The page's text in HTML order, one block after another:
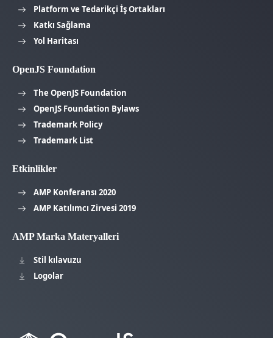
Platform ve Tedarikçi İş Ortakları
Katkı Sağlama
Yol Haritası
OpenJS Foundation
The OpenJS Foundation
OpenJS Foundation Bylaws
Trademark Policy
Trademark List
Etkinlikler
AMP Konferansı 2020
AMP Katılımcı Zirvesi 2019
AMP Marka Materyalleri
Stil kılavuzu
Logolar